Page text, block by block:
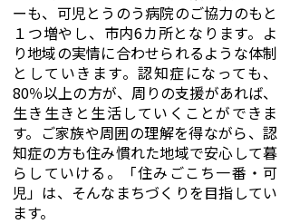
ーも、可児とうのう病院のご協力のもと
１つ増やし、市内6カ所となります。よ
り地域の実情に合わせられるような体制
としていきます。認知症になっても、
80％以上の方が、周りの支援があれば、
生き生きと生活していくことができま
す。ご家族や周囲の理解を得ながら、認
知症の方も住み慣れた地域で安心して暮
らしていける。「住みごこち一番・可
児」は、そんなまちづくりを目指してい
ます。